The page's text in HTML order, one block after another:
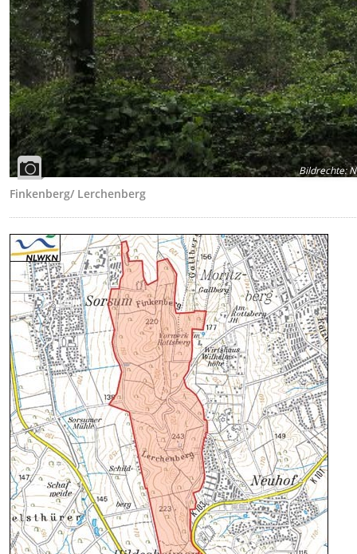
Bildrechte:
Finkenberg/ Lerchenberg